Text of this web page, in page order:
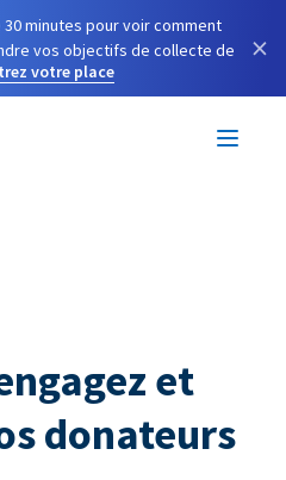
minutes pour voir comment
vos objectifs de collecte de
votre place
×
et
donateurs